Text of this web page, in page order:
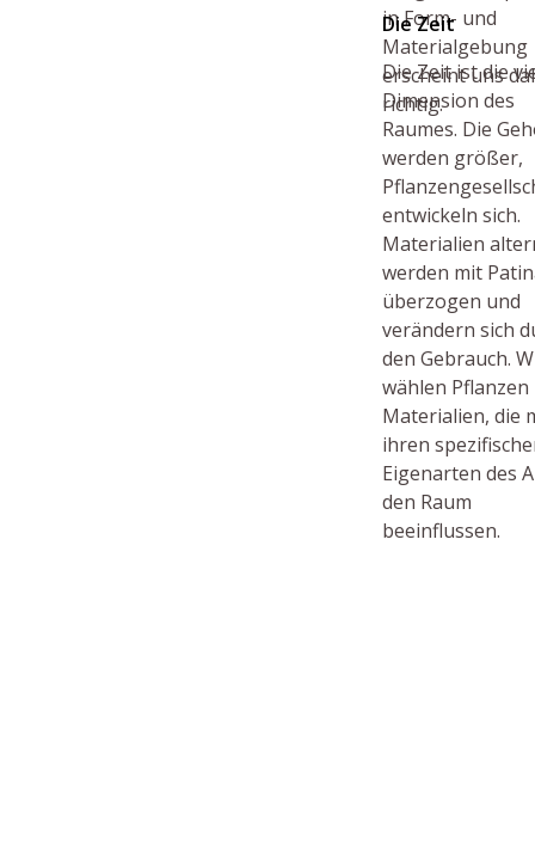
in Form- und
Materialgebung
erscheint uns
richtig.
Die Zeit
Die Zeit ist die
Dimension des
Raumes. Die
werden größer,
entwickeln sich.
Materialien
werden mit
überzogen und
verändern sich
den Gebrauch.
wählen Pflanzen
Materialien, die
ihren
Eigenarten des
den Raum
beeinflussen.